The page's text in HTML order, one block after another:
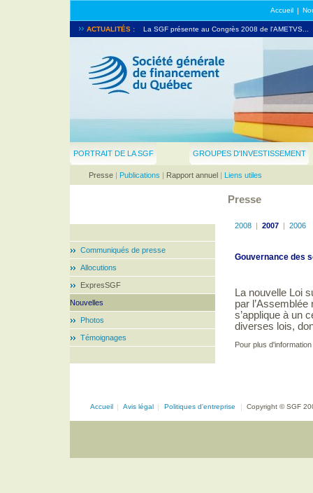
Accueil |
ACTUALITÉS :
La SGF prend part au North American Venture
La SGF présente au Congrès 2008 de l'AMETVS...
PORTRAIT DE LA SGF GROUPES D'INVESTISSEMENT
Presse | Publications | Rapport annuel | Liens utiles
Presse
Communiqués de presse
Allocutions
ExpresSGF
Nouvelles
Photos
Témoignages
2008 | 2007 | 2006
Gouvernance des
La nouvelle Loi
par
s’applique à un
diverses lois,
Pour plus d'information
Accueil | Avis légal | Politiques d'entreprise | Copyright © SGF